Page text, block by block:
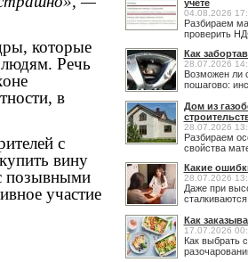
которые
Речь
в
с
вину
позывными
участие
учете
04.08.2026
Разбираем
проверить
Как
28.07.2026
Возможен ли
пошагово:
Дом из
28.07.2026
Разбираем
свойства
Какие
28.07.2026
Даже при
Как
17.07.2026
Как выбрать